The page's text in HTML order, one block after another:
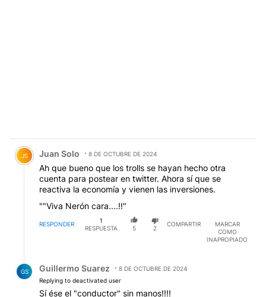
Comentario de Juan Solo.
JS Juan Solo 8 DE OCTUBRE DE 2024
Ah que bueno que los trolls se hayan hecho otra
cuenta para postear en twitter. Ahora sí que se
reactiva la economía y vienen las inversiones.
""Viva Nerón cara....!!"
RESPONDER
1
RESPUESTA
5 2
COMPARTIR
MARCAR
COMO
INAPROPIADO
GS Guillermo Suarez
8 DE OCTUBRE DE 2024
Replying to deactivated user
Sí ése el "conductor" sin manos!!!!